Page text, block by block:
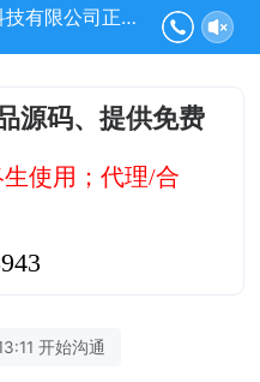
山东万岳信息科技有限公司正在为您服务
源码、提供免费
使用；代理/合
开始沟通